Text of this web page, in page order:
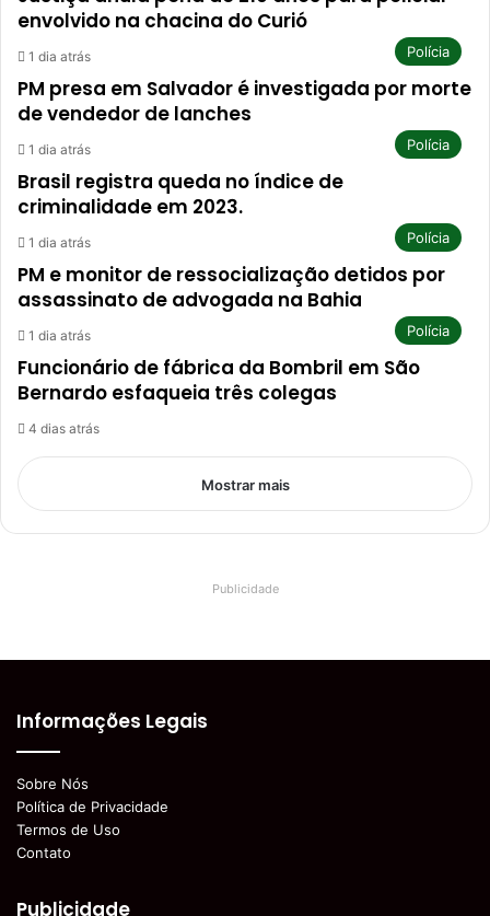
envolvido na chacina do Curió
1 dia atrás Polícia
PM presa em Salvador é investigada por morte
de vendedor de lanches
1 dia atrás Polícia
Brasil registra queda no índice de
criminalidade em 2023.
1 dia atrás Polícia
PM e monitor de ressocialização detidos por
assassinato de advogada na Bahia
1 dia atrás Polícia
Funcionário de fábrica da Bombril em São
Bernardo esfaqueia três colegas
4 dias atrás
Mostrar mais
Publicidade
Informações Legais
Sobre Nós
Política de Privacidade
Termos de Uso
Contato
Publicidade